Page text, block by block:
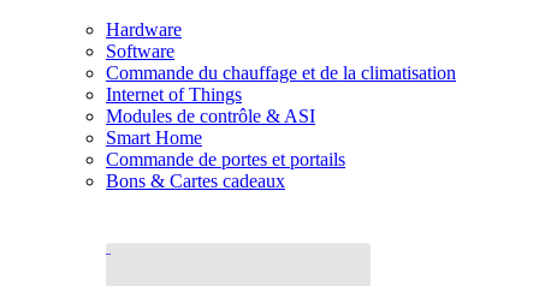
Hardware
Software
Commande du chauffage et de la climatisation
Internet of Things
Modules de contrôle & ASI
Smart Home
Commande de portes et portails
Bons & Cartes cadeaux